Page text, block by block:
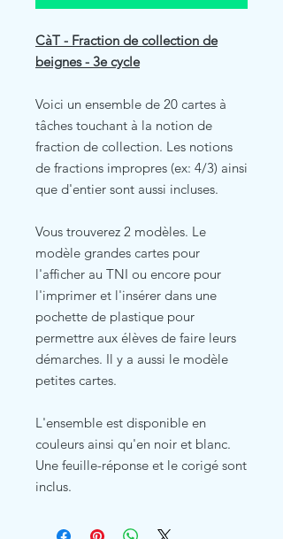
CàT - Fraction de collection de
beignes - 3e cycle
Voici un ensemble de 20 cartes à
tâches touchant à la notion de
fraction de collection. Les notions
de fractions impropres (ex: 4/3) ainsi
que d'entier sont aussi incluses.
Vous trouverez 2 modèles. Le
modèle grandes cartes pour
l'afficher au TNI ou encore pour
l'imprimer et l'insérer dans une
pochette de plastique pour
permettre aux élèves de faire leurs
démarches. Il y a aussi le modèle
petites cartes.
L'ensemble est disponible en
couleurs ainsi qu'en noir et blanc.
Une feuille-réponse et le corigé sont
inclus.